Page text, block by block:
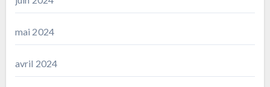
mai 2024
avril 2024